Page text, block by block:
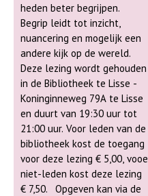
heden beter begrijpen.
Begrip leidt tot inzicht,
nuancering en mogelijk een
andere kijk op de wereld.
Deze lezing wordt gehouden
in de Bibliotheek te Lisse -
Koninginneweg 79A te Lisse
en duurt van 19:30 uur tot
21:00 uur. Voor leden van de
bibliotheek kost de toegang
voor deze lezing € 5,00, vooe
niet-leden kost deze lezing
€ 7,50. Opgeven kan via de